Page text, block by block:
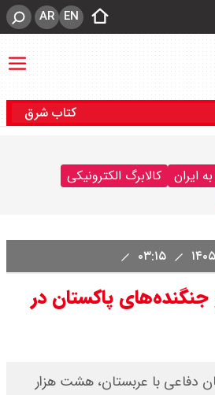
EN
AR
کتاب شرق
ایران
کالابرگ الکترونیکی
جنگنده‌های پاکستان در
دفاعی با عربستان، هشت هزار